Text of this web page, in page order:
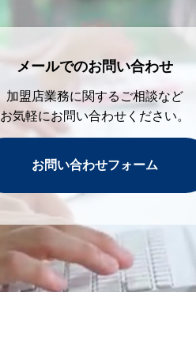
メールでのお問い合わせ
加盟店業務に関するご相談など
お気軽にお問い合わせください。
お問い合わせフォーム